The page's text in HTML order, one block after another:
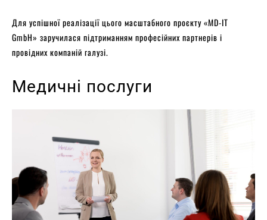
Для успішної реалізації цього масштабного проєкту «MD-IT
GmbH» заручилася підтриманням професійних партнерів і
провідних компаній галузі.
Медичні послуги